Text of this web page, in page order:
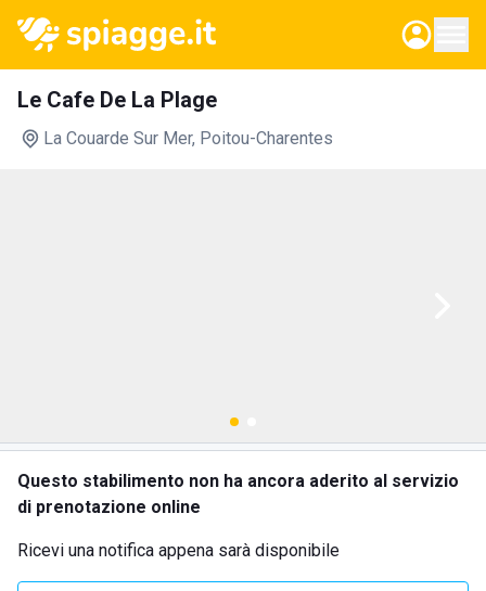
Le Cafe De La Plage
La Couarde Sur Mer, Poitou-Charentes
Questo stabilimento non ha ancora aderito al servizio
di prenotazione online
Ricevi una notifica appena sarà disponibile